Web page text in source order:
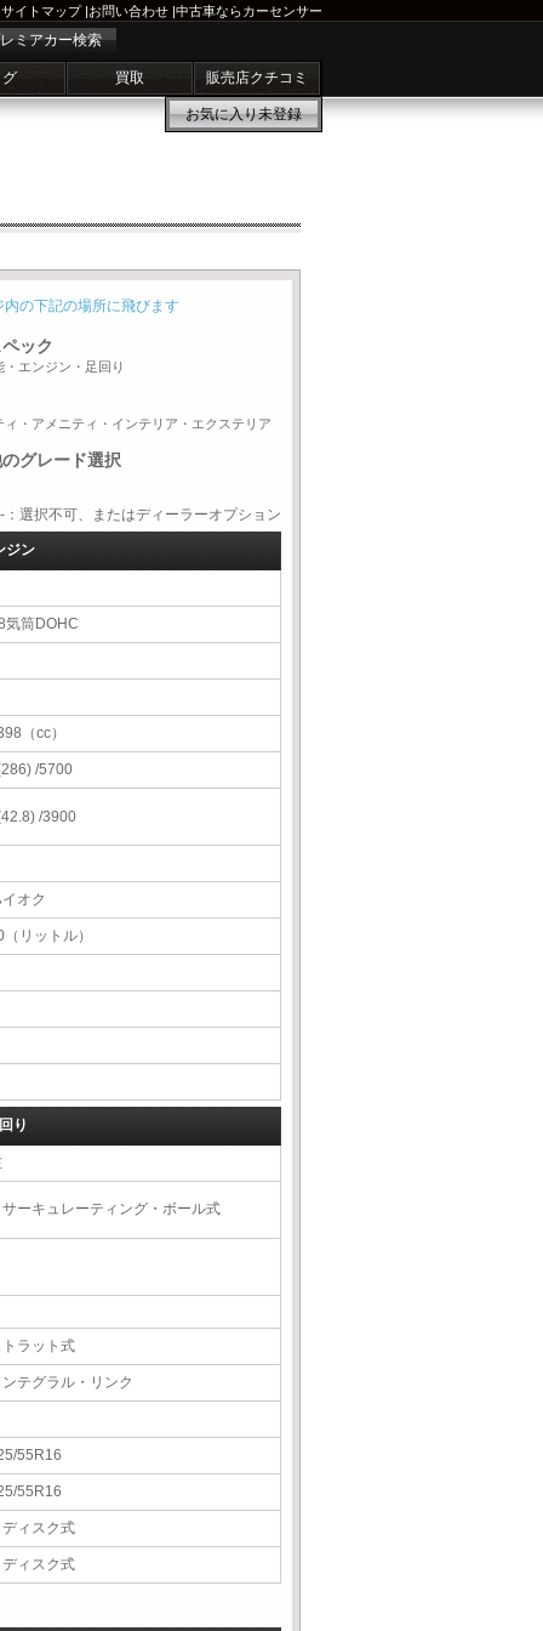
サイトマップ|お問い合わせ |中古車ならカーセンサー
ミアカー検索
買取 販売店クチコミ
お気に入り未登録
内の下記の場所に飛びます
ック
・エンジン・足回り
ィ・アメニティ・インテリア・エクステリア
グレード選択
択不可、またはディーラーオプション
ジン
気筒DOHC
（cc）
/5700
/3900
オク
（リットル）
り
サーキュレーティング・ボール式
トラット式
ンテグラル・リンク
55R16
55R16
ディスク式
ディスク式